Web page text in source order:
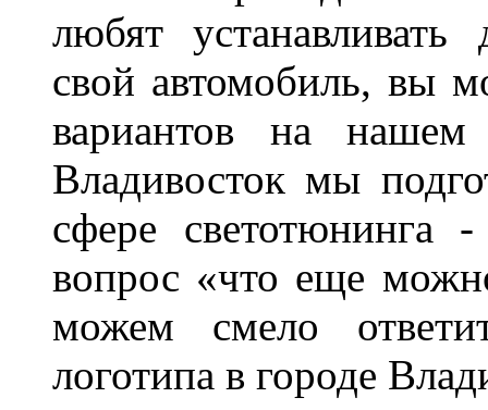
любят устанавливать
свой автомобиль, вы
вариантов на
Владивосток мы
сфере светотюнинга
вопрос «что еще
можем смело
логотипа в городе